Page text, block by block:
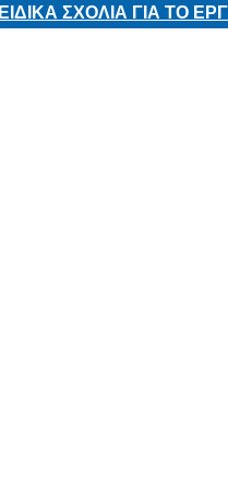
ΕΙΔΙΚΑ ΣΧΟΛΙΑ ΓΙΑ ΤΟ